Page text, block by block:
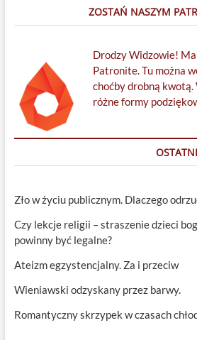
ZOSTAŃ NASZYM
Drodzy Widzowie!
Patronite. Tu można
choćby drobną
różne formy
Zło w życiu publicznym. Dlaczego
Czy lekcje religii – straszenie dzieci
powinny być legalne?
Ateizm egzystencjalny. Za i przeciw
Wieniawski odzyskany przez barwy.
Romantyczny skrzypek w czasach